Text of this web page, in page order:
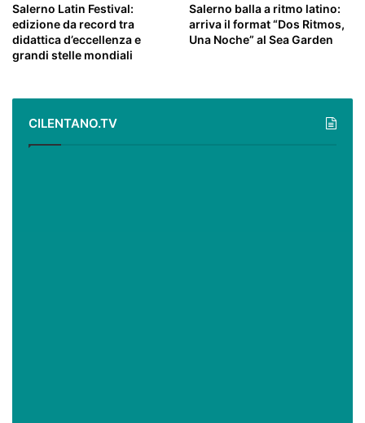
Salerno Latin Festival:
edizione da record tra
didattica d’eccellenza e
grandi stelle mondiali
Salerno balla a ritmo latino:
arriva il format “Dos Ritmos,
Una Noche” al Sea Garden
CILENTANO.TV